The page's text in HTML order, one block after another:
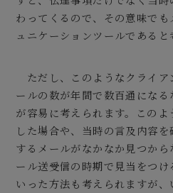
わってくるので、その意味でも
ュニケーションツールであると
ただし、このようなクライア
ールの数が年間で数百通にな
が容易に考えられます。この
した場合や、当時の言及内容
するメールがなかなか見つから
ール送受信の時期で見当をつ
いった方法も考えられますが